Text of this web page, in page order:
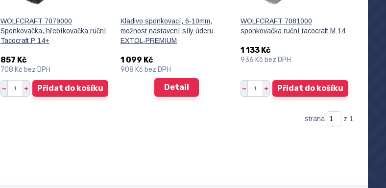
WOLFCRAFT 7079000
Sponkovačka, hřebíkovačka ruční
Tacocraft P 14+
857 Kč
708 Kč bez DPH
Přidat do košíku
Kladivo sponkovací, 6-10mm,
možnost nastavení síly úderu
EXTOL-PREMIUM
1 099 Kč
908 Kč bez DPH
Detail
WOLFCRAFT 7081000
sponkovačka ruční tacocraft M 14
1 133 Kč
936 Kč bez DPH
Přidat do košíku
strana z 1